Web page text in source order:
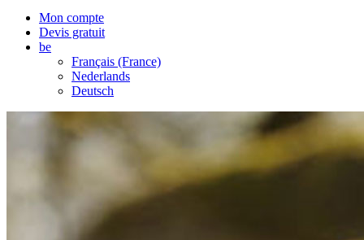
Mon compte
Devis gratuit
be
Français (France)
Nederlands
Deutsch